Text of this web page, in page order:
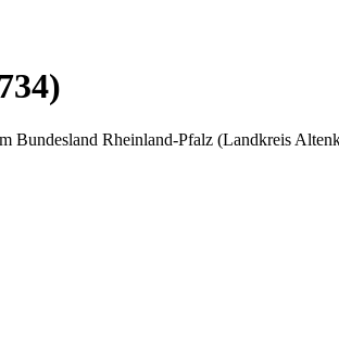
Bundesland Rheinland-Pfalz (Landkreis